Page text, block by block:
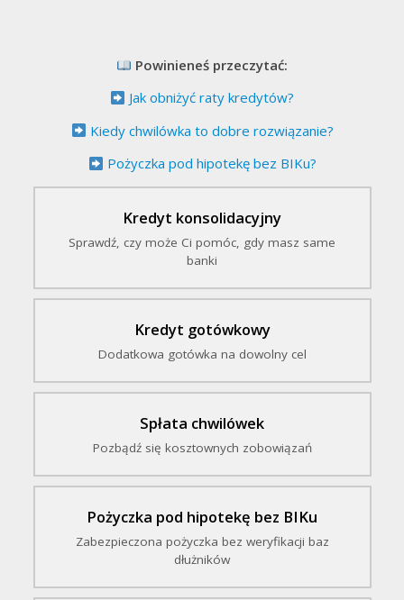
Powinieneś przeczytać:
Jak obniżyć raty kredytów?
Kiedy chwilówka to dobre rozwiązanie?
Pożyczka pod hipotekę bez BIKu?
Kredyt konsolidacyjny
Sprawdź, czy może Ci pomóc, gdy masz same
banki
Kredyt gotówkowy
Dodatkowa gotówka na dowolny cel
Spłata chwilówek
Pozbądź się kosztownych zobowiązań
Pożyczka pod hipotekę bez BIKu
Zabezpieczona pożyczka bez weryfikacji baz
dłużników